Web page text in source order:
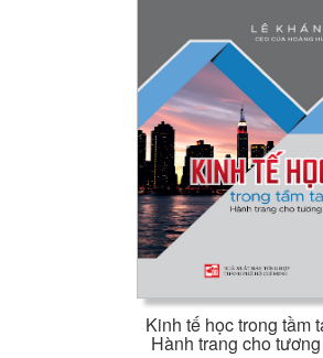
Kinh tế học trong tầm
Hành trang cho